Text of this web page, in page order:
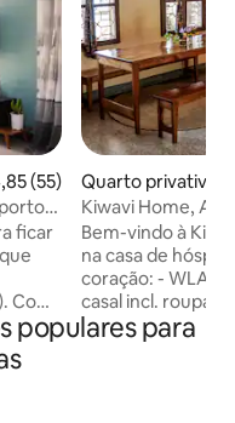
de uma avaliação média
(55)
ficar
mais
Quarto privativo ⋅
n
Kiwavi Home,
Bem-vindo à
na casa de
coração: - WLAN
casal incl. roupa
banheiro
Na casa de
populares para